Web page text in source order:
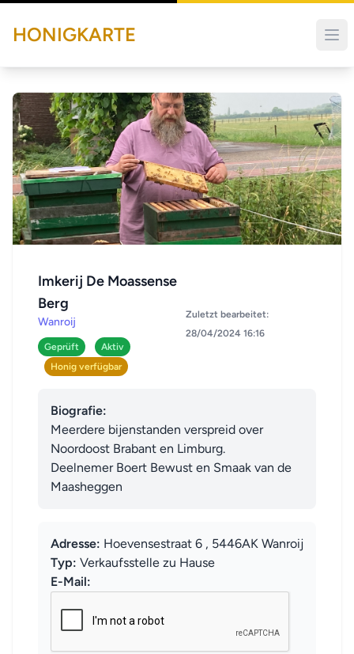
HONIGKARTE
Imkerij De Moassense
Berg
Wanroij
Geprüft
Aktiv
Honig verfügbar
Zuletzt bearbeitet:
28/04/2024 16:16
Biografie:
Meerdere bijenstanden verspreid over
Noordoost Brabant en Limburg.
Deelnemer Boert Bewust en Smaak van de
Maasheggen
Adresse: Hoevensestraat 6 , 5446AK Wanroij
Typ: Verkaufsstelle zu Hause
E-Mail: